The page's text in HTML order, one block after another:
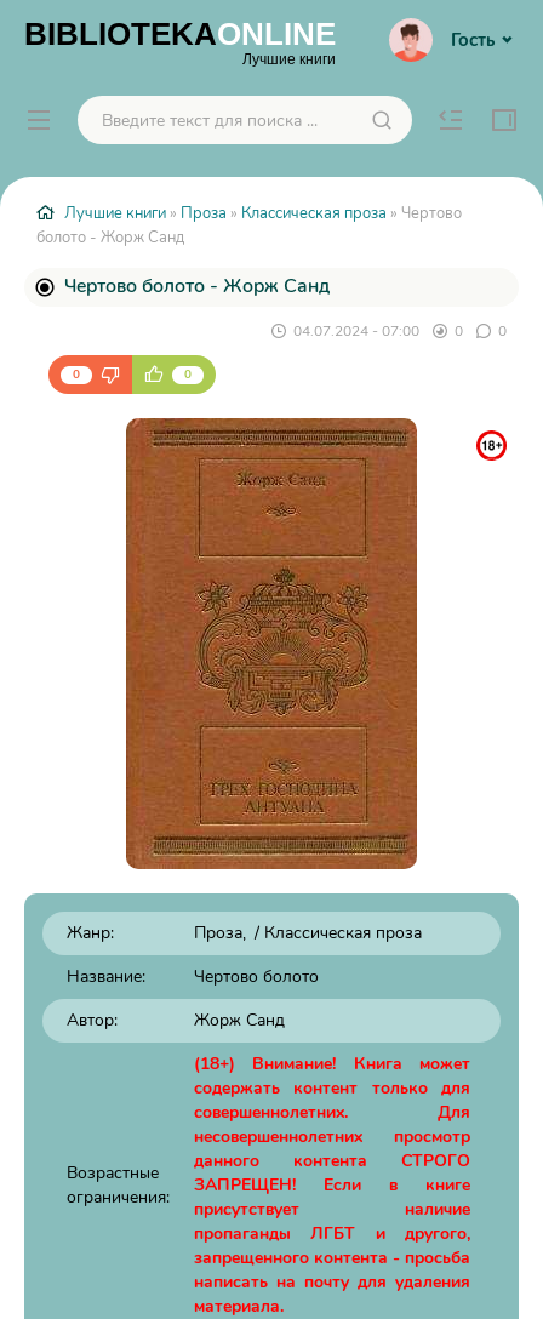
BIBLIOTEKAONLINE
Лучшие книги
Гость
Лучшие книги » Проза » Классическая проза » Чертово
болото - Жорж Санд
Чертово болото - Жорж Санд
04.07.2024 - 07:00 0 0
0 0
Жанр: Проза / Классическая проза
Название:
Чертово болото
Автор:
Жорж Санд
Возрастные
ограничения:
(18+) Внимание! Книга может
содержать контент только для
совершеннолетних. Для
несовершеннолетних просмотр
данного контента СТРОГО
ЗАПРЕЩЕН! Если в книге
присутствует наличие
пропаганды ЛГБТ и другого,
запрещенного контента - просьба
написать на почту для удаления
материала.